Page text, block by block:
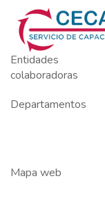
Entidades
colaboradoras
Departamentos
Mapa web